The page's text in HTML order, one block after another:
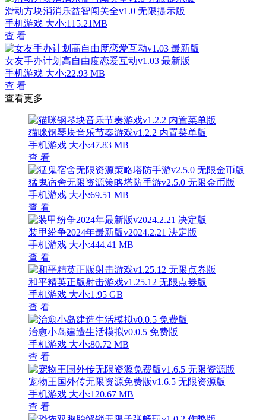
滑动方块消消乐益智闯关全v1.0 无限提示版
手机游戏 大小:115.21MB
查 看
女友手办计划高自由度恋爱互动v1.03 最新版
手机游戏 大小:22.93 MB
查 看
查看更多
猫咪钢琴块音乐节奏游戏v1.2.2 内置菜单版
手机游戏 大小:47.83 MB
查 看
猛鬼宿舍无限资源策略塔防手游v2.5.0 无限金币版
手机游戏 大小:69.51 MB
查 看
装甲纷争2024年最新版v2024.2.21 决定版
手机游戏 大小:444.41 MB
查 看
和平精英正版射击游戏v1.25.12 无限点券版
手机游戏 大小:1.95 GB
查 看
治愈小岛建造生活模拟v0.0.5 免费版
手机游戏 大小:80.72 MB
查 看
宠物王国外传无限资源免费版v1.6.5 无限资源版
手机游戏 大小:120.67 MB
查 看